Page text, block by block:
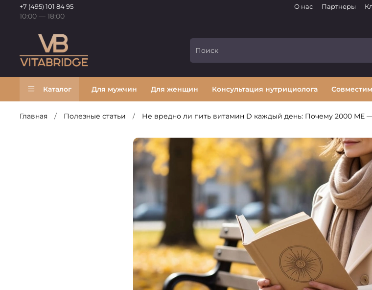
О нас Партнеры
10:00 — 18:00
+7 (495) 101 84 95
Каталог Для мужчин Для женщин Консультация нутрициолога
Главная Полезные статьи Не вредно ли пить витамин D каждый день: Почему 2000 МЕ —